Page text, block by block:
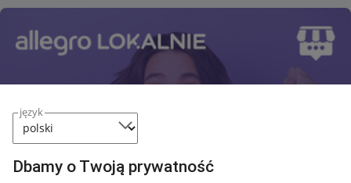
język
Dbamy o Twoją prywatność